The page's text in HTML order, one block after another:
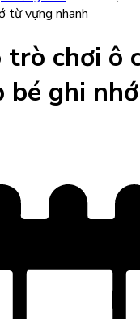
từ vựng nhanh
trò chơi ô
bé ghi